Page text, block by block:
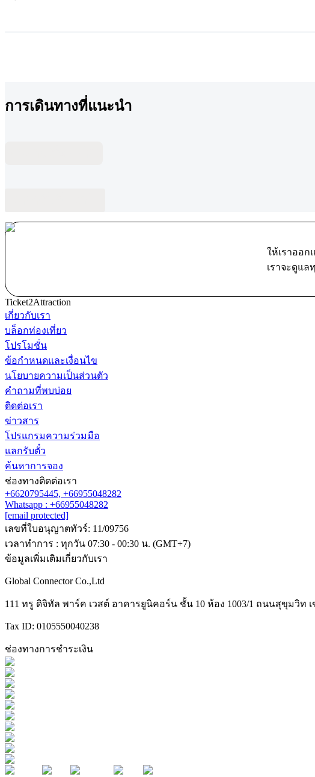
การเดินทางที่แนะนำ
ให้เราออ
เราจะดูแ
Ticket2Attraction
เกี่ยวกับเรา
บล็อกท่องเที่ยว
โปรโมชั่น
ข้อกำหนดและเงื่อนไข
นโยบายความเป็นส่วนตัว
คำถามที่พบบ่อย
ติดต่อเรา
ข่าวสาร
โปรแกรมความร่วมมือ
แลกรับตั๋ว
ค้นหาการจอง
ช่องทางติดต่อเรา
+6620795445, +66955048282
Whatsapp : +66955048282
[email protected]
เลขที่ใบอนุญาตทัวร์: 11/09756
เวลาทำการ : ทุกวัน 07:30 - 00:30 น. (GMT+7)
ข้อมูลเพิ่มเติมเกี่ยวกับเรา
Global Connector Co.,Ltd
111 ทรู ดิจิทัล พาร์ค เวสต์ อาคารยูนิคอร์น ชั้น 10 ห้อง 1003/1 ถนนสุขุมวิท เ
Tax ID: 0105550040238
ช่องทางการชำระเงิน